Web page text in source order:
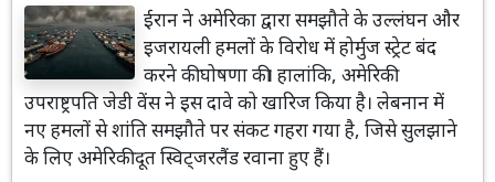
ईरान ने अमेरिका द्वारा समझौते के उल्लंघन और
इजरायली हमलों के विरोध में होर्मुज स्ट्रेट बंद
करने की घोषणा की। हालांकि, अमेरिकी
उपराष्ट्रपति जेडी वेंस ने इस दावे को खारिज किया है। लेबनान में
नए हमलों से शांति समझौते पर संकट गहरा गया है, जिसे सुलझाने
के लिए अमेरिकी दूत स्विट्जरलैंड रवाना हुए हैं।